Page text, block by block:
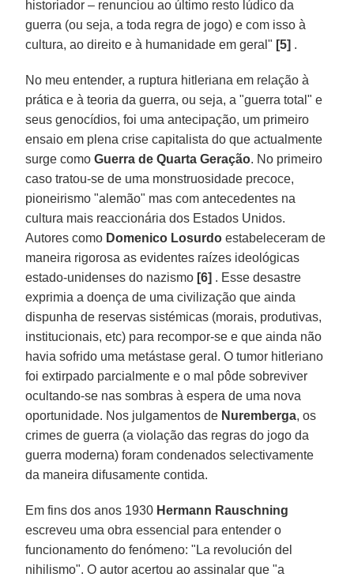
historiador – renunciou ao último resto lúdico da
guerra (ou seja, a toda regra de jogo) e com isso à
cultura, ao direito e à humanidade em geral" [5] .
No meu entender, a ruptura hitleriana em relação à
prática e à teoria da guerra, ou seja, a "guerra total" e
seus genocídios, foi uma antecipação, um primeiro
ensaio em plena crise capitalista do que actualmente
surge comoGuerra de Quarta Geração. No primeiro
caso tratou-se de uma monstruosidade precoce,
pioneirismo "alemão" mas com antecedentes na
cultura mais reaccionária dos Estados Unidos.
Autores como Domenico Losurdo estabeleceram de
maneira rigorosa as evidentes raízes ideológicas
estado-unidenses do nazismo [6] . Esse desastre
exprimia a doença de uma civilização que ainda
dispunha de reservas sistémicas (morais, produtivas,
institucionais, etc) para recompor-se e que ainda não
havia sofrido uma metástase geral. O tumor hitleriano
foi extirpado parcialmente e o mal pôde sobreviver
ocultando-se nas sombras à espera de uma nova
oportunidade. Nos julgamentos de Nuremberga, os
crimes de guerra (a violação das regras do jogo da
guerra moderna) foram condenados selectivamente
da maneira difusamente contida.
Em fins dos anos 1930 Hermann Rauschning
escreveu uma obra essencial para entender o
funcionamento do fenómeno: "La revolución del
nihilismo". O autor acertou ao assinalar que "a